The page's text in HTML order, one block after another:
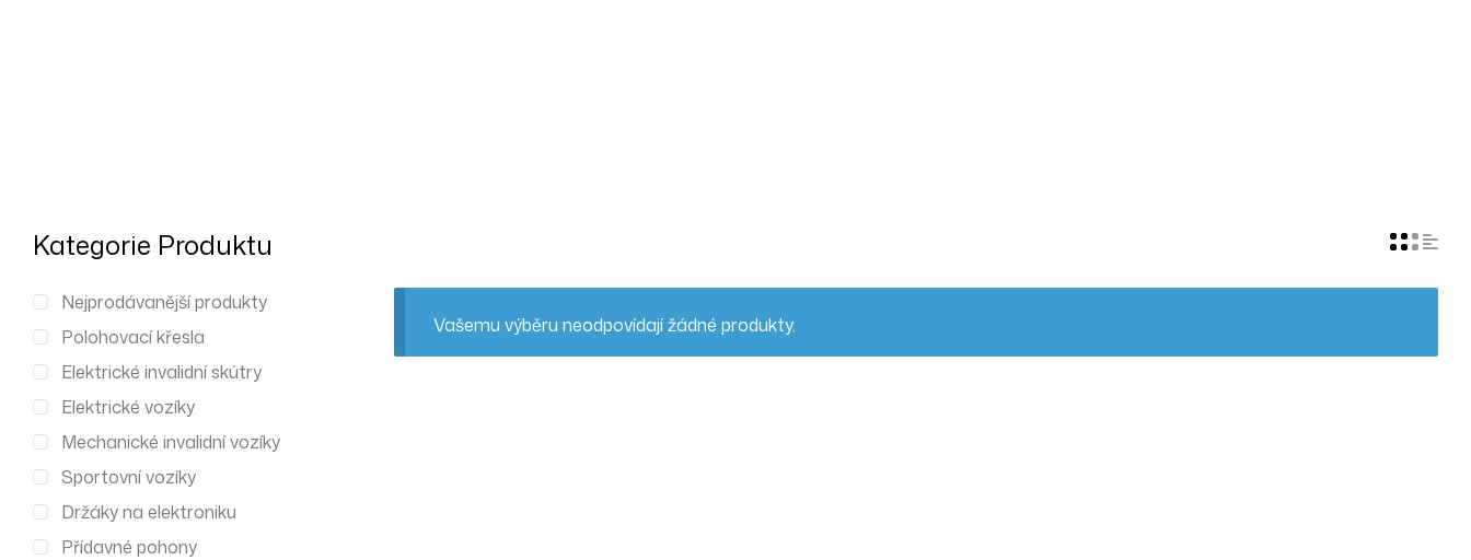
Vašemu výběru neodpovídají žádné produkty.
Kategorie Produktu
Nejprodávanější produkty
Polohovací křesla
Elektrické invalidní skútry
Elektrické vozíky
Mechanické invalidní vozíky
Sportovní vozíky
Držáky na elektroniku
Přídavné pohony